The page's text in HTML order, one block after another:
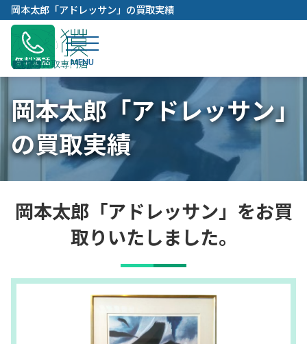
内
容
キ
プ
岡本太郎「アドレッサン」の買取実績
無料通話
岡本太郎「アドレッサン」
の買取実績
岡本太郎「アドレッサン」をお買
取りいたしました。